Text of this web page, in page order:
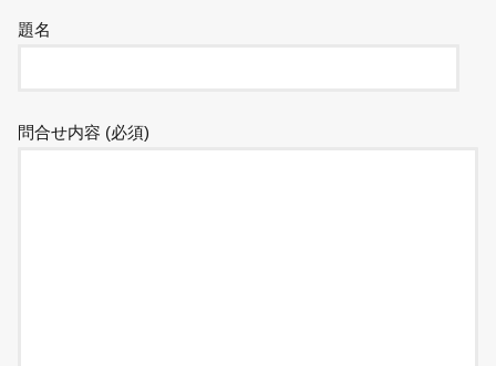
題名
問合せ内容 (必須)